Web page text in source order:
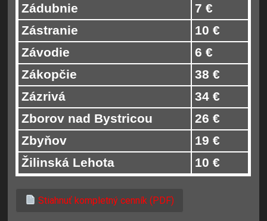
Zádubnie
7 €
Zástranie
10 €
Závodie
6 €
Zákopčie
38 €
Zázrivá
34 €
Zborov nad Bystricou
26 €
Zbyňov
19 €
Žilinská Lehota
10 €
Stiahnuť kompletný cenník (PDF)